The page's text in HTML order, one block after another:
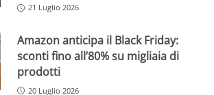
21 Luglio 2026
Amazon anticipa il Black Friday:
sconti fino all’80% su migliaia di
prodotti
20 Luglio 2026